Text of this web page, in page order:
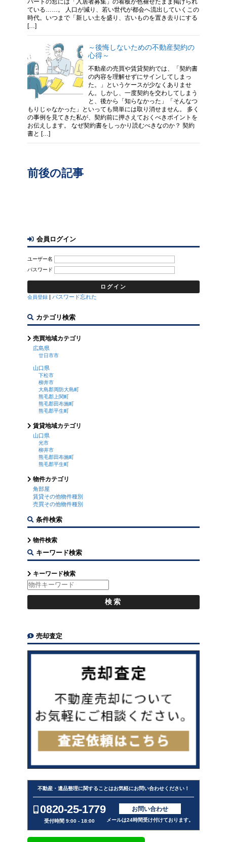
パートの窓には「入居者募集」の看板が色褪せたまま掲げられ
ている……。 人口が減り、若い世代が都会へ流出していくこの
時代。いつまで「新しい土を盛り、古いものを置き去りにする
[…]
～後悔しないための不動産契約の
心得～
不動産の売買や賃貸契約では、「契約書
の内容を理解せずにサインしてしまっ
た。」というケースが少なくありませ
ん。しかし、一度契約を交わしてしまう
と、後から「知らなかった」「そんなつ
もりじゃなかった」といっても簡単には取り消せません。 多く
の事例を見てきた私が、契約前に押さえておくべきポイントを
お伝えします。 なぜ契約書をしっかり読むべきなのか？ 契約
書と […]
前後の記事
会員ログイン
ユーザー名
パスワード
会員登録 | パスワード忘れた
カテゴリ検索
売買地域カテゴリ
広島県
廿日市市
山口県
下松市
柳井市
大島郡周防大島町
熊毛郡上関町
熊毛郡田布施町
熊毛郡平生町
賃貸地域カテゴリ
山口県
光市
柳井市
熊毛郡田布施町
熊毛郡平生町
物件カテゴリ
角部屋
賃貸その他物件種別
売買その他物件種別
条件検索
物件検索
キーワード検索
キーワード検索
売却査定
不動産・遺品整理に関することはお気軽にお問い合わせください！
0820-25-1779
受付時間 9:00 - 18:00
お問い合わせ
メールは24時間受け付けております。